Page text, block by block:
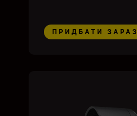
ПРИДБАТИ ЗАРАЗ